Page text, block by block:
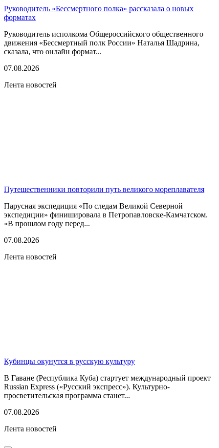
Руководитель «Бессмертного полка» рассказала о новых
форматах
Руководитель исполкома Общероссийского общественного
движения «Бессмертный полк России» Наталья Шадрина,
сказала, что онлайн формат...
07.08.2026
Лента новостей
Путешественники повторили путь великого мореплавателя
Парусная экспедиция «По следам Великой Северной
экспедиции» финишировала в Петропавловске-Камчатском.
«В прошлом году перед...
07.08.2026
Лента новостей
Кубинцы окунутся в русскую культуру
В Гаване (Республика Куба) стартует международный проект
Russian Express («Русский экспресс»). Культурно-
просветительская программа станет...
07.08.2026
Лента новостей